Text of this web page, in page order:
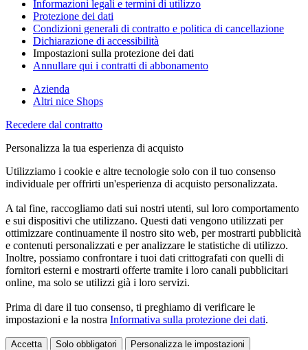
Informazioni legali e termini di utilizzo
Protezione dei dati
Condizioni generali di contratto e politica di cancellazione
Dichiarazione di accessibilità
Impostazioni sulla protezione dei dati
Annullare qui i contratti di abbonamento
Azienda
Altri nice Shops
Recedere dal contratto
Personalizza la tua esperienza di acquisto
Utilizziamo i cookie e altre tecnologie solo con il tuo consenso
individuale per offrirti un'esperienza di acquisto personalizzata.
A tal fine, raccogliamo dati sui nostri utenti, sul loro comportamento
e sui dispositivi che utilizzano. Questi dati vengono utilizzati per
ottimizzare continuamente il nostro sito web, per mostrarti pubblicità
e contenuti personalizzati e per analizzare le statistiche di utilizzo.
Inoltre, possiamo confrontare i tuoi dati crittografati con quelli di
fornitori esterni e mostrarti offerte tramite i loro canali pubblicitari
online, ma solo se utilizzi già i loro servizi.
Prima di dare il tuo consenso, ti preghiamo di verificare le
impostazioni e la nostra Informativa sulla protezione dei dati.
Accetta Solo obbligatori Personalizza le impostazioni